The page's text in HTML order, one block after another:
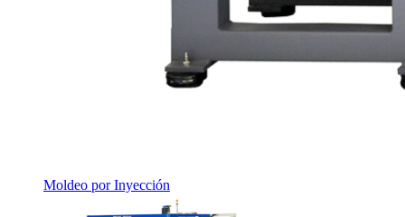
Moldeo por Inyección